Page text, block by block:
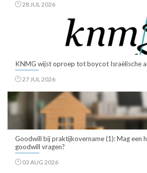
28 JUL 2026
KNMG wijst oproep tot boycot Israëlische
27 JUL 2026
Goodwill bij praktijkovername (1): Mag een
goodwill vragen?
03 AUG 2026